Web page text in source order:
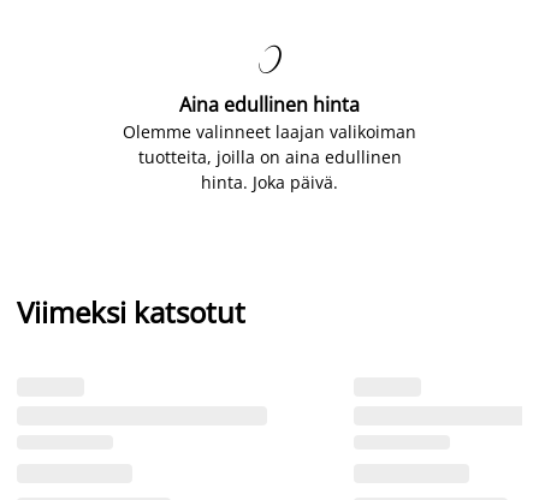

Aina edullinen hinta
Olemme valinneet laajan valikoiman
tuotteita, joilla on aina edullinen
hinta. Joka päivä.
Viimeksi katsotut